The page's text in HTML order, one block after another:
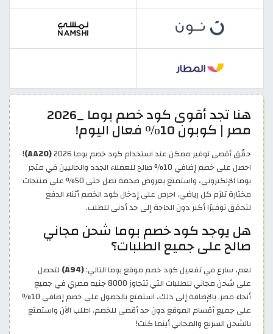
هنا تجد أقوى كود خصم بوما _2026
مصر | كوبون 10% فعال اليوم!
حقّق أقصى توفير ممكن عند استخدام كود خصم بوما 2026 (AA20)
!
احصل على خصم إضافي 10% صالح للعملاء الجدد والحاليين في متجر
بوما الإلكتروني، واستمتع بعروض ضخمة تصل حتى 50% على منتجات
مختارة تلزم كل رياضي. احرص على إدخال كود الخصم أثناء الدفع
لتحقق توفيرًا أكبر دون الحاجة إلى حد أدنى للطلب.
هل يوجد كود خصم بوما شحن مجاني
صالح على جميع الطلبات؟
نعم، سارع في تفعيل كود خصم موقع بوما التالي:(A94)
لتحصل
على شحن مجاني للطلبات التي تتجاوز 8000 جنيه مصري في جميع
أنحاء مصر. بالإضافة إلى ذلك، استمتع بالحصول على خصم إضافي 10%
على جميع أقسام الموقع دون حد أقصى للخصم. اطلب الآن واستمتع
بالشحن السريع والمجاني أينما كنت!